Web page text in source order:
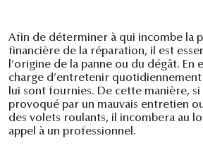
Afin de déterminer à qui incombe la
financière de la réparation, il est
l’origine de la panne ou du dégât. En
charge d’entretenir
lui sont fournies. De cette manière,
provoqué par un mauvais entretien
des volets roulants, il incombera au
appel à un professionnel.